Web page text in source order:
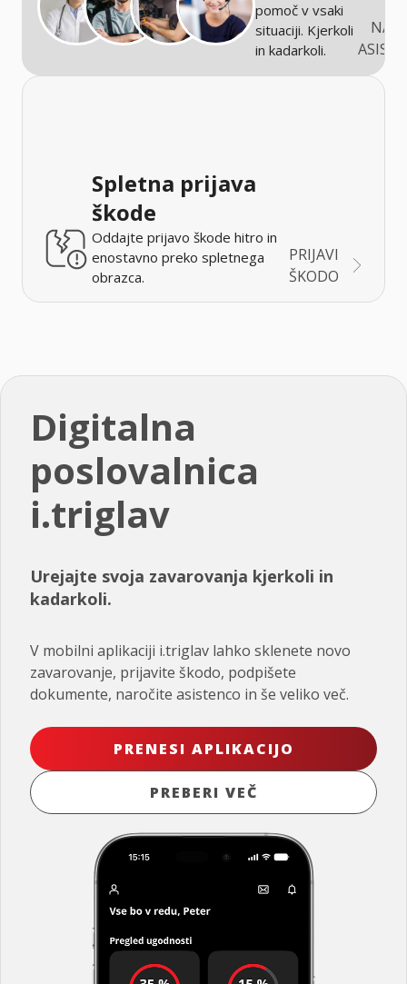
pomoč v vsaki
situaciji. Kjerkoli
in kadarkoli.
Spletna prijava
škode
Oddajte prijavo škode hitro in
enostavno preko spletnega
obrazca.
PRIJAVI
ŠKODO
Digitalna
poslovalnica
i.triglav
Urejajte svoja zavarovanja kjerkoli in
kadarkoli.
V mobilni aplikaciji i.triglav lahko sklenete novo
zavarovanje, prijavite škodo, podpišete
dokumente, naročite asistenco in še veliko več.
PRENESI APLIKACIJO
PREBERI VEČ